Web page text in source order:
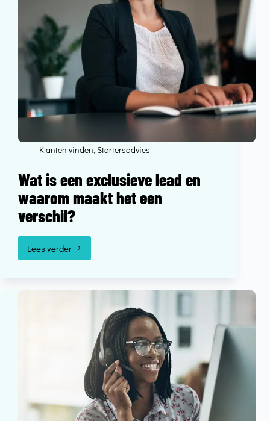
Klanten vinden,Startersadvies
Wat is een exclusieve lead en
waarom maakt het een
verschil?
Lees verder